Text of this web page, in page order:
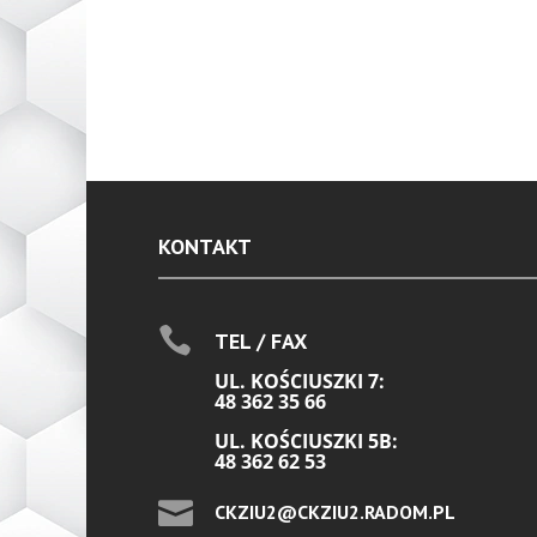
KONTAKT
 TEL / FAX
UL. KOŚCIUSZKI 7:
48 362 35 66
UL. KOŚCIUSZKI 5B:
48 362 62 53
 CKZIU2@CKZIU2.RADOM.PL